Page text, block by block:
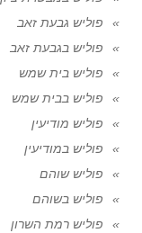
פוליש גבעת זאב
פוליש בגבעת זאב
פוליש בית שמש
פוליש בבית שמש
פוליש מודיעין
פוליש במודיעין
פוליש שוהם
פוליש בשוהם
פוליש רמת השרון